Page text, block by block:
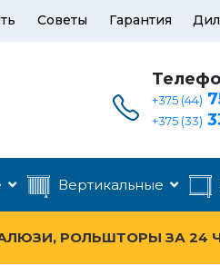
Советы Гарантия
+375 (44)
+375 (33)
Вертикальные
РОЛЬШТОРЫ ЗА 24